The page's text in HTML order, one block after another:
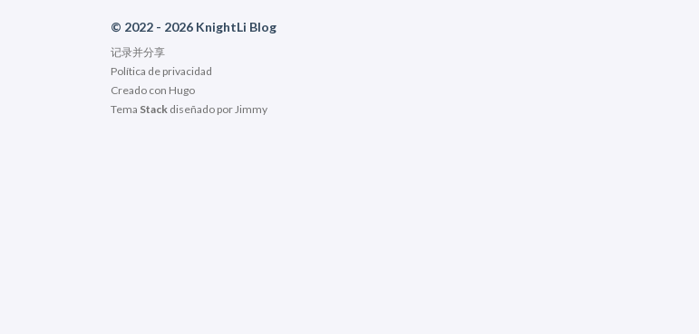
© 2022 - 2026 KnightLi Blog
记录并分享
Política de privacidad
Creado con Hugo
Tema Stack diseñado porJimmy